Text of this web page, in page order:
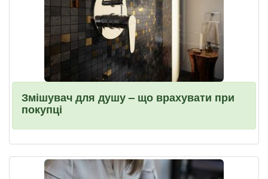
Змішувач для душу – що врахувати при
покупці